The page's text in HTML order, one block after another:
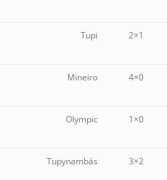
Tupi 2×1
Mineiro 4×0
Olympic 1×0
Tupynambás 3×2